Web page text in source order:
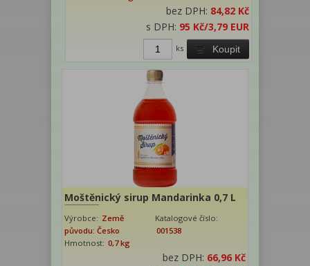
bez DPH: 84,82 Kč
s DPH: 95 Kč/3,79 EUR
Koupit
ks
Moštěnický sirup Mandarinka 0,7 L
Výrobce: Země
původu: Česko
Katalogové číslo:
001538
Hmotnost: 0,7 kg
bez DPH: 66,96 Kč